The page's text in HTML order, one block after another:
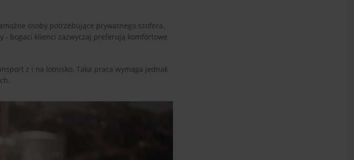
osoby potrzebujące prywatnego szofera.
- bogaci klienci zazwyczaj preferują komfortowe
z i na lotnisko. Taka praca wymaga jednak